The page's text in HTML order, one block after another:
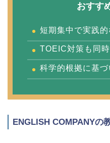
おすす
短期集中で実践
TOEIC対策も同
科学的根拠に基
ENGLISH COMPANYの